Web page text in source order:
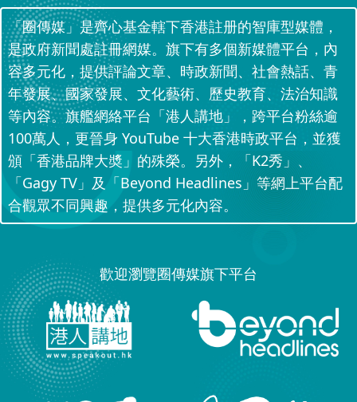
「圈傳媒」是齊心基金轄下香港註册的智庫型媒體，
是政府新聞處註冊網媒。旗下有多個新媒體平台，內
容多元化，提供評論文章、時政新聞、社會熱話、青
年發展、國家發展、文化藝術、歷史教育、法治知識
等內容。旗艦網絡平台「港人講地」，跨平台粉絲逾
100萬人，更晉身 YouTube 十大香港時政平台，並獲
頒「香港品牌大奬」的殊榮。另外，「K2秀」、
「Gagy TV」及「Beyond Headlines」等網上平台配
合觀眾不同興趣，提供多元化內容。
歡迎瀏覽圈傳媒旗下平台